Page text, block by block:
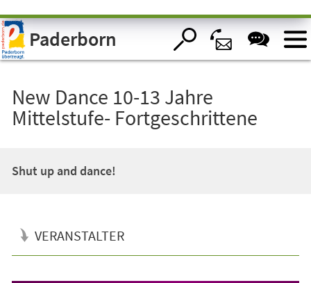
Visuelle
Assistenzsoftware
öffnen.Paderborn
New Dance 10-13 Jahre
Mittelstufe- Fortgeschrittene
Shut up and dance!
VERANSTALTER